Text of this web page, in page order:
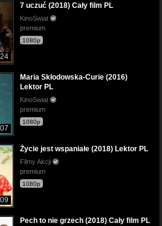
7 uczuć (2018) Cały film PL
KinoSwiat
premium
1080p
Maria Skłodowska-Curie (2016)
Lektor PL
KinoSwiat
premium
1080p
Życie jest wspaniałe (2018) Lektor PL
Filmy Akcji
premium
1080p
Pech to nie grzech (2018) Cały film PL